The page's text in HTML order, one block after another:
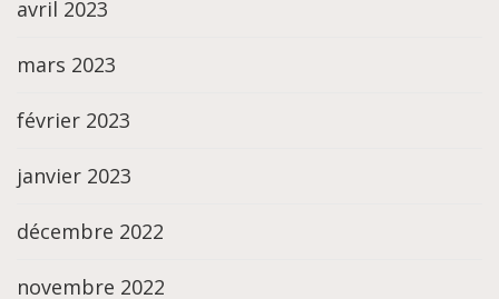
avril 2023
mars 2023
février 2023
janvier 2023
décembre 2022
novembre 2022